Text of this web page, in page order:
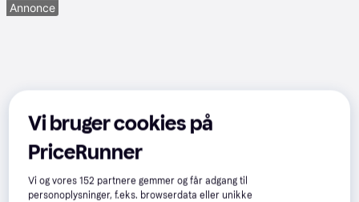
Annonce
Vi bruger cookies på
PriceRunner
Vi og vores152 partnere gemmer og får adgang til
personoplysninger, f.eks. browserdata eller unikke